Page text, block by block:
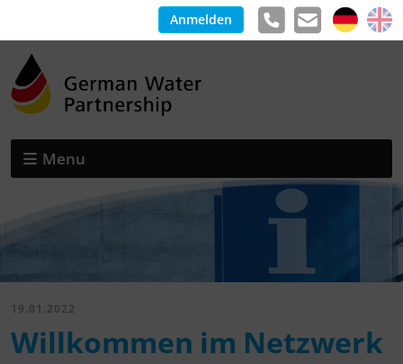
Anmelden
Menu
19.01.2022
Willkommen im Netzwerk